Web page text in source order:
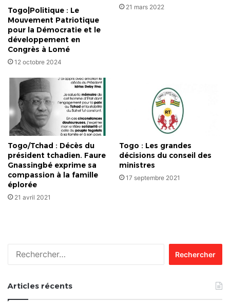
nouvelle
constitution
Togo|Politique : Le
Mouvement Patriotique
pour la Démocratie et le
développement en
Congrès à Lomé
12 octobre 2024
21 mars 2022
Togo/Tchad : Décès du
président tchadien. Faure
Gnassingbé exprime sa
compassion à la famille
éplorée
21 avril 2021
Togo : Les grandes
décisions du conseil des
ministres
17 septembre 2021
Articles récents